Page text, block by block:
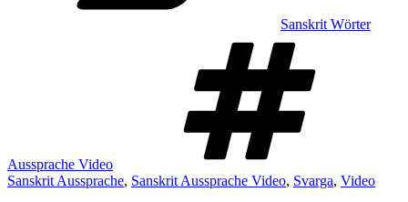
Sanskrit Wörter
Aussprache Video
Sanskrit Aussprache, Sanskrit Aussprache Video, Svarga, Video